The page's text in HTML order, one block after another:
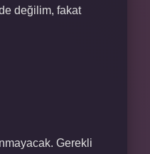
değilim, fakat
Gerekli